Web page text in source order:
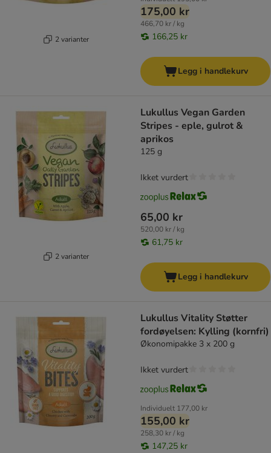
2 varianter
175,00 kr
466,70 kr / kg
166,25 kr
Legg i handlekurv
2 varianter
Lukullus Vegan Garden
Stripes - eple, gulrot &
aprikos
125 g
65,00 kr
520,00 kr / kg
61,75 kr
Ikket vurdert
Legg i handlekurv
Lukullus Vitality Støtter
fordøyelsen: Kylling (kornfri)
Økonomipakke 3 x 200 g
Individuelt 177,00 kr
155,00 kr
258,30 kr / kg
147,25 kr
Ikket vurdert